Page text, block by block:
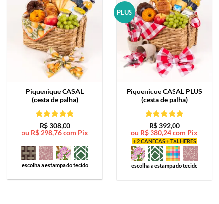
PiqueniqueCASAL
(cesta de palha)
Avaliação5
de 5
R$308,00
ou R$298,76com Pix
escolha a estampa do tecido
PLUS
PiqueniqueCASAL PLUS
(cesta de palha)
Avaliação5
de 5
R$392,00
ou R$380,24com Pix
+ 2 CANECAS + TALHERES
escolha a estampa do tecido